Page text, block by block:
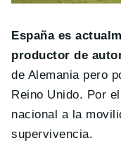
España es
productor de
de Alemania pero
Reino Unido. Por
nacional a la
supervivencia.